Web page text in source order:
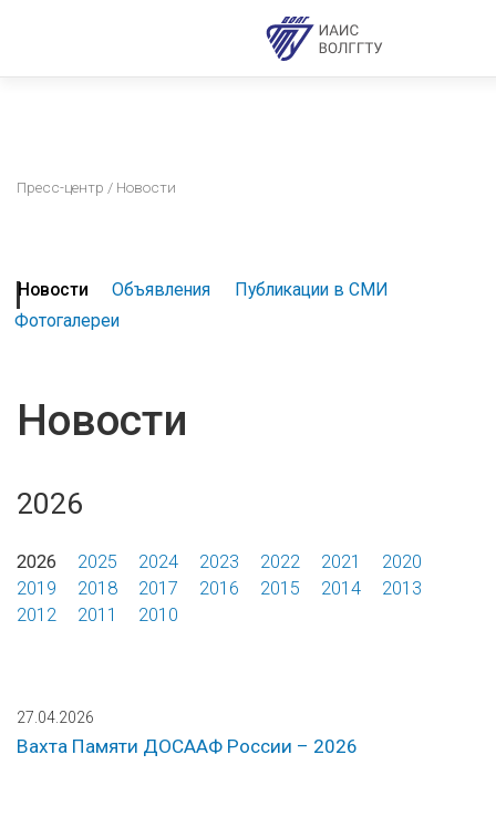
Пресс-центр / Новости
Новости Объявления
Публикации в СМИ
Фотогалереи
Новости
2026
2026 2025 2024 2023 2022 2021
2020
2019
2018 2017 2016 2015 2014
2013
2012
2011 2010
27.04.2026
Вахта Памяти ДОСААФ России – 2026